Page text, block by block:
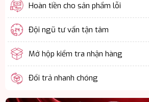
Hoàn tiền cho sản phẩm lỗi
Đội ngũ tư vấn tận tâm
Mở hộp kiểm tra nhận hàng
Đổi trả nhanh chóng